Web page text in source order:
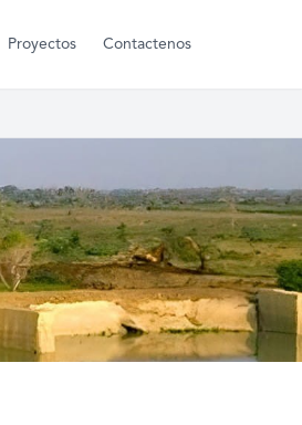
Proyectos Contactenos